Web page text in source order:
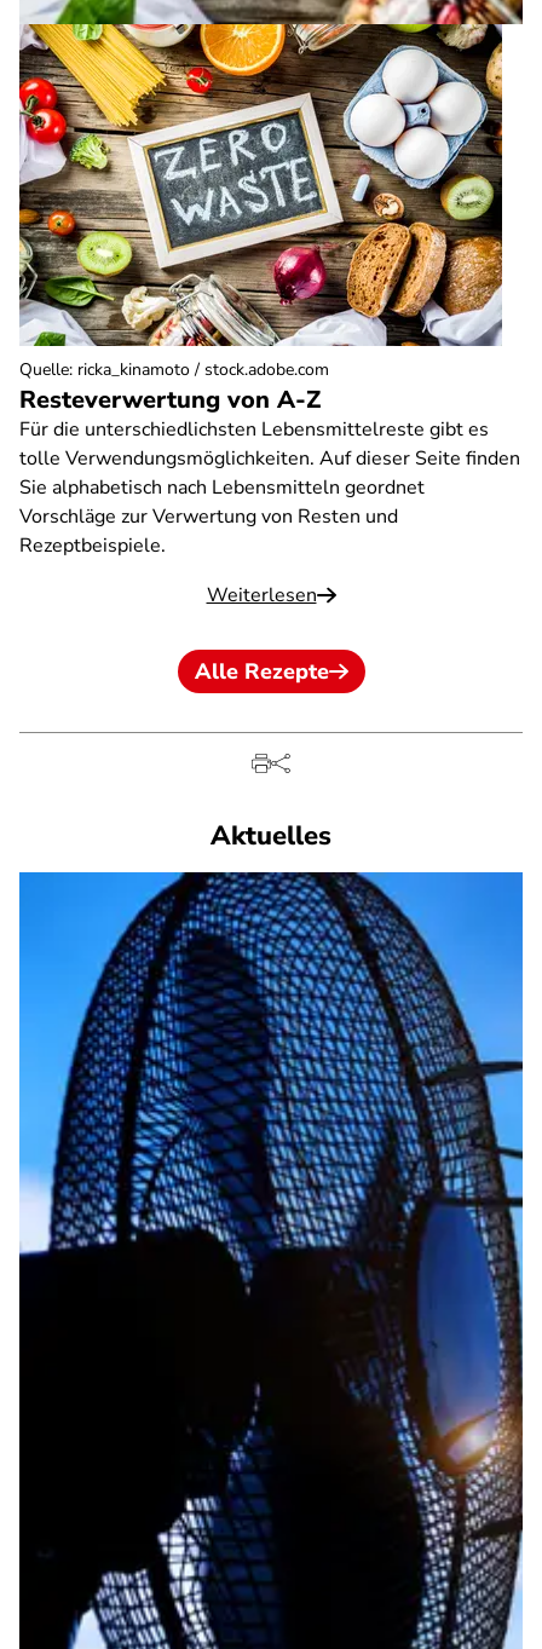
Resteverwertung von A-Z
Für die unterschiedlichsten Lebensmittelreste gibt es
tolle Verwendungsmöglichkeiten. Auf dieser Seite finden
Sie alphabetisch nach Lebensmitteln geordnet
Vorschläge zur Verwertung von Resten und
Rezeptbeispiele.
Weiterlesen
Quelle: ricka_kinamoto / stock.adobe.com
Alle Rezepte
Aktuelles